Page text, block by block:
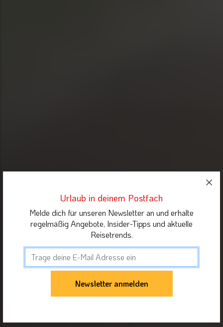
Urlaub in deinem Postfach
Melde dich für unseren Newsletter an und erhalte
regelmäßig Angebote, Insider-Tipps und aktuelle
Reisetrends.